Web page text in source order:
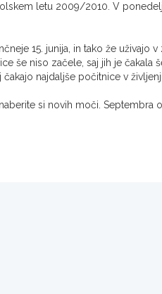
letu 2009/2010. V
15. junija, in tako že uživajo
še niso začele, saj jih je čakala
najdaljše počitnice v
si novih moči. Septembra